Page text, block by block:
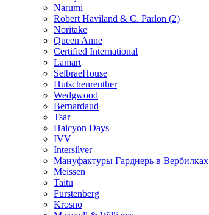
Narumi
Robert Haviland & C. Parlon (2)
Noritakе
Queen Anne
Certified International
Lamart
SelbraeHouse
Hutschenreuther
Wedgwood
Bernardaud
Tsar
Halcyon Days
IVV
Intersilver
Мануфактуры Гарднерь в Вербилках
Meissen
Taitu
Furstenberg
Krosno